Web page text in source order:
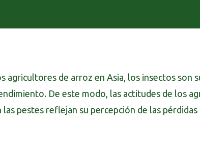
agricultores de arroz en Asia, los insectos son
De este modo, las actitudes de los
las pestes reflejan su percepción de las